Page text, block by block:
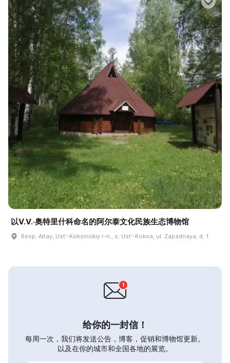
以V.V.·奥特里什科命名的阿尔泰文化民族生态博物馆
Resp. Altay, Ustʹ-Koksinskiy r-n., s. Ustʹ-Koksa, ul. Zapadnaya, d. 1
给你的一封信！
每周一次，我们将发送公告，博客，促销和博物馆更新。
以及在你的城市和全国各地的展览。